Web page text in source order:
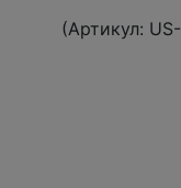
(Артикул: